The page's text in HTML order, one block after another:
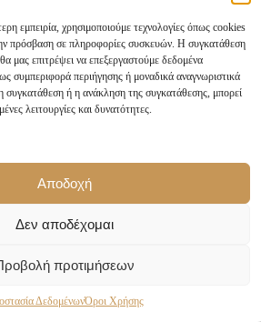
εμπειρία, χρησιμοποιούμε τεχνολογίες όπως cookies
πρόσβαση σε πληροφορίες συσκευών. Η συγκατάθεση
μας επιτρέψει να επεξεργαστούμε δεδομένα
συμπεριφορά περιήγησης ή μοναδικά αναγνωριστικά
συγκατάθεση ή η ανάκληση της συγκατάθεσης, μπορεί
λειτουργίες και δυνατότητες.
Αποδοχή
Δεν αποδέχομαι
προτιμήσεων
ΔεδομένωνΌροι Χρήσης
& ΦΩΤΟΦΟΡ
& ΑΛΜΠΟΥΜ